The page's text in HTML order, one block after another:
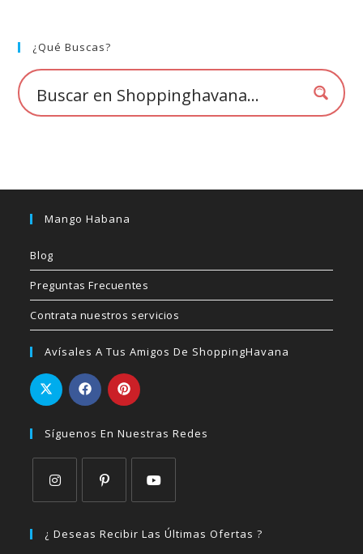
de
producto
¿Qué Buscas?
Mango Habana
Blog
Preguntas Frecuentes
Contrata nuestros servicios
Avísales A Tus Amigos De ShoppingHavana
Síguenos En Nuestras Redes
abre
abre
abre
¿ Deseas Recibir Las Últimas Ofertas ?